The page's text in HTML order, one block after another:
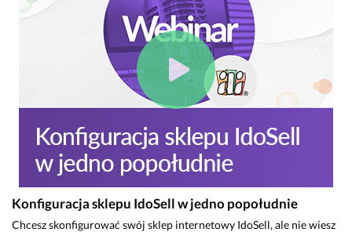
Konfiguracja sklepu IdoSell w jedno popołudnie
Chcesz skonfigurować swój sklep internetowy IdoSell, ale nie wiesz